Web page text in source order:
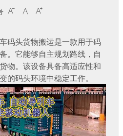
  
头货物搬运是一款用于码
。它能够自主规划路线，自
物。该设备具备高适应性和
的码头环境中稳定工作。